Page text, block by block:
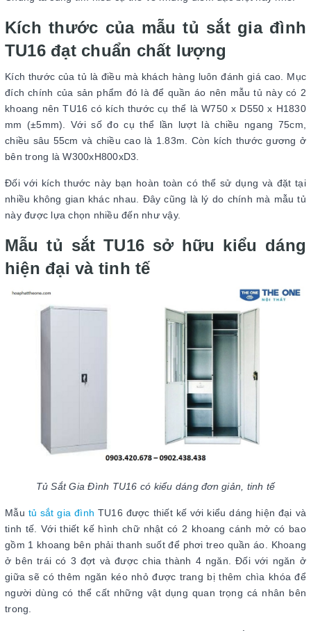
Kích thước của mẫu tủ sắt gia đình
TU16 đạt chuẩn chất lượng
Kích thước của tủ là điều mà khách hàng luôn đánh giá cao. Mục
đích chính của sản phẩm đó là để quần áo nên mẫu tủ này có 2
khoang nên TU16 có kích thước cụ thể là W750 x D550 x H1830
mm (±5mm). Với số đo cụ thể lần lượt là chiều ngang 75cm,
chiều sâu 55cm và chiều cao là 1.83m. Còn kích thước gương ở
bên trong là W300xH800xD3.
Đối với kích thước này bạn hoàn toàn có thể sử dụng và đặt tại
nhiều không gian khác nhau. Đây cũng là lý do chính mà mẫu tủ
này được lựa chọn nhiều đến như vậy.
Mẫu tủ sắt TU16 sở hữu kiểu dáng
hiện đại và tinh tế
Tủ Sắt Gia Đình TU16 có kiểu dáng đơn giản, tinh tế
Mẫu tủ sắt gia đình TU16 được thiết kế với kiểu dáng hiện đại và
tinh tế. Với thiết kế hình chữ nhật có 2 khoang cánh mở có bao
gồm 1 khoang bên phải thanh suốt để phơi treo quần áo. Khoang
ở bên trái có 3 đợt và được chia thành 4 ngăn. Đối với ngăn ở
giữa sẽ có thêm ngăn kéo nhỏ được trang bị thêm chìa khóa để
người dùng có thể cất những vật dụng quan trọng cá nhân bên
trong.